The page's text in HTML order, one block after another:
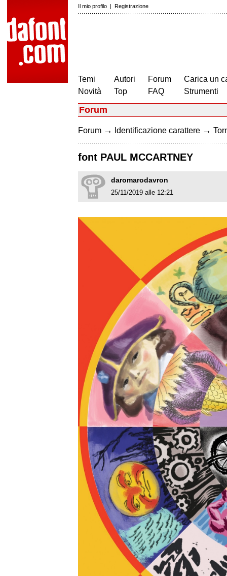
Il mio profilo | Registrazione
Temi
Novità
Autori
Top
Forum
FAQ
Carica un
Strumenti
Forum
Forum → Identificazione carattere →
font PAUL MCCARTNEY
daromarodavron
25/11/2019 alle 12:21